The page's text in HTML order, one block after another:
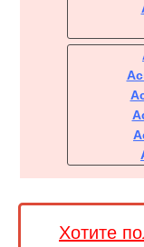
Хотите